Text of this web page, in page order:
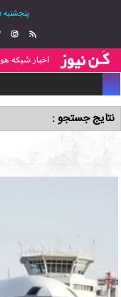
پنجشنبه ۱۵ مرداد ۱۴۰۵
نتایج جستجو :